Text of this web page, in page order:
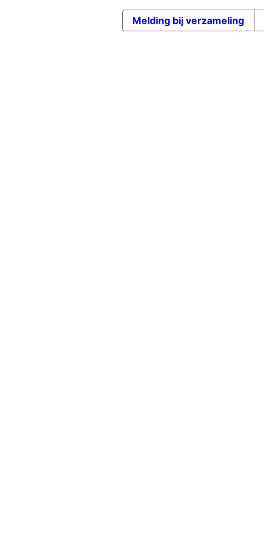
Melding bij verzameling